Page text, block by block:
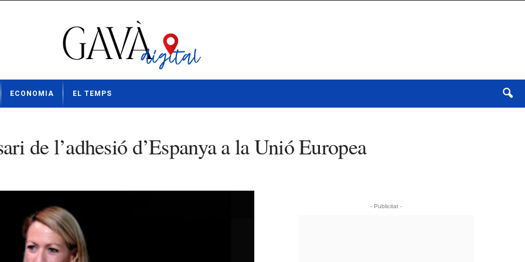
ECONOMIA EL TEMPS
de l’adhesió d’Espanya a la Unió Europea
- Publicitat -